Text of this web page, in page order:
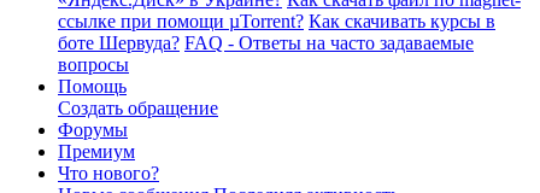
ссылке при помощи µTorrent? Как скачивать курсы в
боте Шервуда? FAQ - Ответы на часто задаваемые
вопросы
Помощь
Создать обращение
Форумы
Премиум
Что нового?